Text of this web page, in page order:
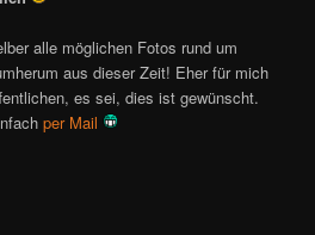
alle möglichen Fotos rund um
aus dieser Zeit! Eher für mich
es sei, dies ist gewünscht.
per Mail